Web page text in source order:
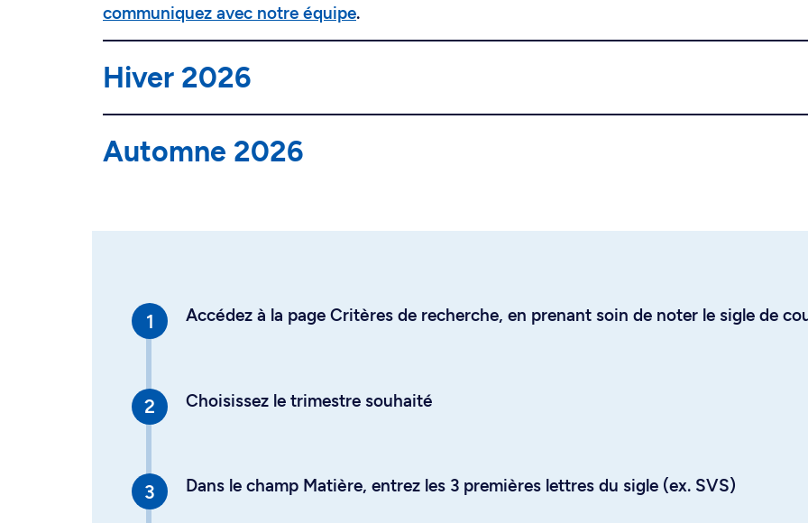
communiquez avec notre équipe.
Hiver 2026
Automne 2026
Accédez à la page Critères de recherche, en prenant soin de noter le sigle de
Choisissez le trimestre souhaité
Dans le champ Matière, entrez les 3 premières lettres du sigle (ex. SVS)